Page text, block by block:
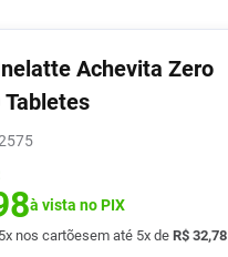
Achevita Zero
à vista no PIX
5x nos cartõesem até 5x de R$ 32,78